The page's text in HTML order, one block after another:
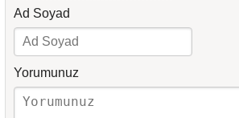
Ad Soyad
Yorumunuz